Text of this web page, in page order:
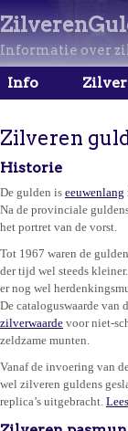
Informatie over
Info Zilver
Zilveren
Historie
De gulden is eeuwenlang
Na de provinciale
het portret van de vorst.
Tot 1967 waren de
der tijd wel steeds
er nog wel
De cataloguswaarde van
zilverwaarde voor niet-
zeldzame munten.
Vanaf de invoering van
wel zilveren guldens
replica’s uitgebracht.